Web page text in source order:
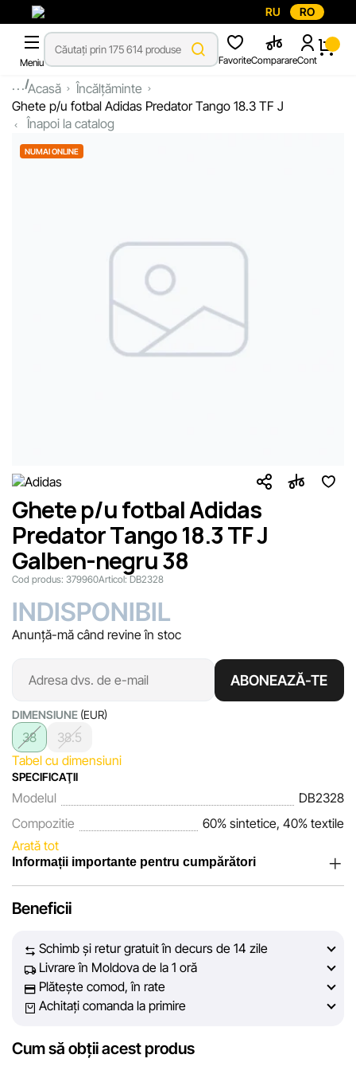
RU RO
Meniu FavoriteComparareCont
...Acasă
Încălțăminte
Ghete p/u fotbal Adidas Predator Tango 18.3 TF J
Înapoi la catalog
NUMAI ONLINE
Ghete p/u fotbal Adidas
Predator Tango 18.3 TF J
Galben-negru 38
Cod produs: 379960Articol: DB2328
INDISPONIBIL
Anunță-mă când revine în stoc
ABONEAZĂ-TE
DIMENSIUNE (EUR)
38
38.5
Tabel cu dimensiuni
SPECIFICAŢII
Modelul
DB2328
Compozitie
60% sintetice, 40% textile
Arată tot
Informații importante pentru cumpărători
încrederea clienților noștri. În fiecare zi depunem eforturi
prezentate pe site să fie cât mai complete, obiective și
actuale. Scopul nostru este să vă oferim informații corecte și
veridice, pentru ca dvs. să puteți lua cea mai bună decizie
de cumpărare.
Cu toate acestea, în ciuda controlului constant, Sportlandia
Beneficii
Schimb și retur gratuit în decurs de 14 zile
Livrare în Moldova de la 1 oră
Plătește comod, în rate
Achitați comanda la primire
Cum să obții acest produs